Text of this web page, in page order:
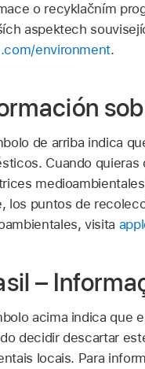
o recyklačním
aspektech
environment.
de arriba indica
Cuando
los puntos de
visita
–
acima indica que
decidir descartar
locais. Para